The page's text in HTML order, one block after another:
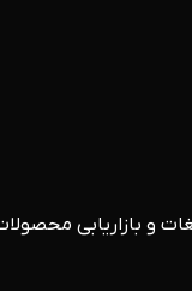
و بازاریابی